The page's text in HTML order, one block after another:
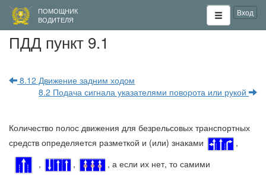
ПОМОЩНИК
ВОДИТЕЛЯ
Вход
ПДД пункт 9.1
8.12 Движение задним ходом
8.2 Подача сигнала указателями поворота или рукой
Количество полос движения для безрельсовых транспортных
средств определяется разметкой и (или) знаками
,
,
,
, а если их нет, то самими